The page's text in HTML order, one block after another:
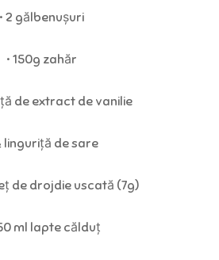
• 2 gălbenușuri
• 150g zahăr
de extract de vanilie
linguriță de sare
de drojdie uscată (7g)
ml lapte călduț